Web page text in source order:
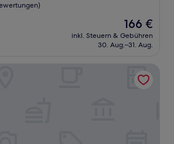
Der
Preis
beträgt
166 €
inkl. Steuern & Gebühren
30. Aug.–31. Aug.